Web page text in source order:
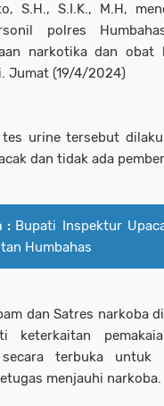
S.H., S.I.K., M.H,
polres
narkotika dan obat
Jumat (19/4/2024)
tes urine tersebut
dan tidak ada
: Bupati Inspektur
Humbahas
dan Satres narkoba
keterkaitan
terbuka untuk
menjauhi narkoba.